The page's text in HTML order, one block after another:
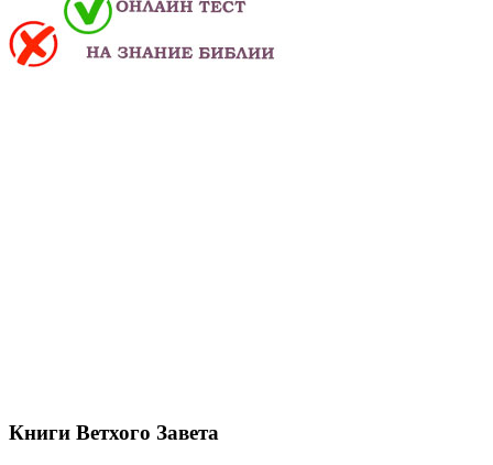
Книги Ветхого Завета